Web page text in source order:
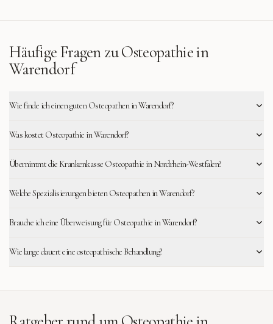
Häufige Fragen zu Osteopathie in
Warendorf
Wie finde ich einen guten Osteopathen in Warendorf?
Was kostet Osteopathie in Warendorf?
Übernimmt die Krankenkasse Osteopathie in Nordrhein-Westfalen?
Welche Spezialisierungen bieten Osteopathen in Warendorf?
Brauche ich eine Überweisung für Osteopathie in Warendorf?
Wie lange dauert eine osteopathische Behandlung?